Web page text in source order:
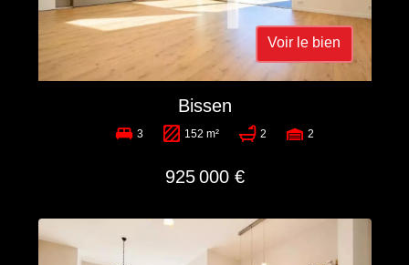
Voir le bien
Bissen
3 152 m² 2 2
925 000 €